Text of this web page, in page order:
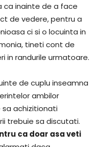
ca inainte de a face
de vedere, pentru a
ci si o locuinta in
tineti cont de
in randurile urmatoare.
de cuplu inseamna
ambilor
achizitionati
trebuie sa discutati.
ca doar asa veti